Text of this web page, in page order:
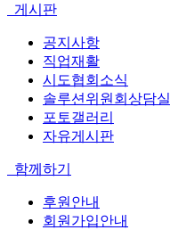
게시판
공지사항
직업재활
시도협회소식
솔루션위원회상담실
포토갤러리
자유게시판
함께하기
후원안내
회원가입안내